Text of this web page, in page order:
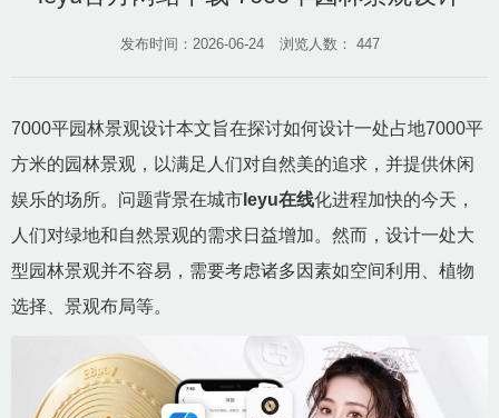
发布时间：2026-06-24 浏览人数： 447
7000平园林景观设计本文旨在探讨如何设计一处占地7000平
方米的园林景观，以满足人们对自然美的追求，并提供休闲
娱乐的场所。问题背景在城市 leyu在线化进程加快的今天，
人们对绿地和自然景观的需求日益增加。然而，设计一处大
型园林景观并不容易，需要考虑诸多因素如空间利用、植物
选择、景观布局等。